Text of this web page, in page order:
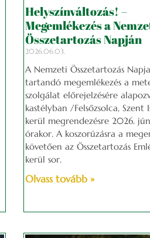
Helyszínváltozás! –
Megemlékezés a
Összetartozás Napján
2026.06.03.
A Nemzeti Összetartozás
tartandó megemlékezés a
szolgálat előrejelzésére
kastélyban /Felsőzsolca, Szent
kerül megrendezésre 2026.
órakor. A koszorúzásra a
követően az Összetartozás
kerül sor.
Olvass tovább »